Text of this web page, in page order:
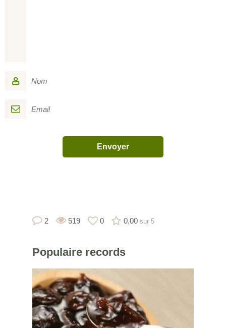
2 519 0 0,00 sur 5
Populairerecords